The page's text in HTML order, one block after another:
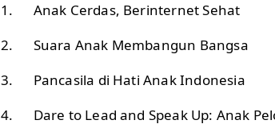
1. Anak Cerdas, Berinternet Sehat
2. Suara Anak Membangun Bangsa
3. Pancasila di Hati Anak Indonesia
4. Dare to Lead and Speak Up: Anak